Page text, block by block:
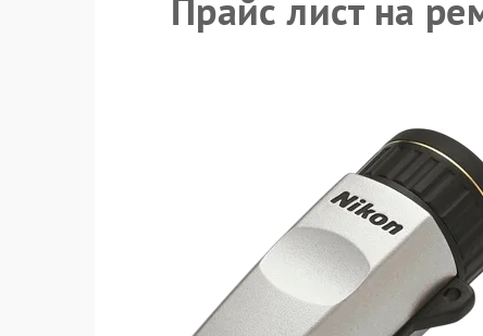
Прайс лист на